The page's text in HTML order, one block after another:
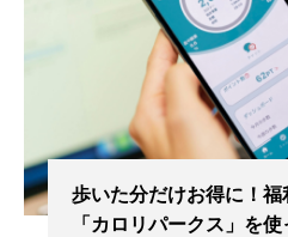
歩いた分だけお得に！福
「カロリパークス」を